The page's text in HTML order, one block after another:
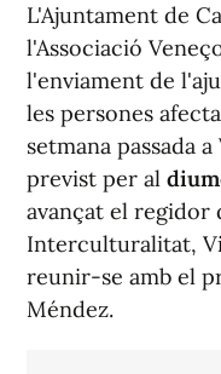
L'Ajuntament de
l'Associació
l'enviament de
les persones
setmana passada
previst per al
avançat el regidor
Interculturalitat,
reunir-se amb el
Méndez.